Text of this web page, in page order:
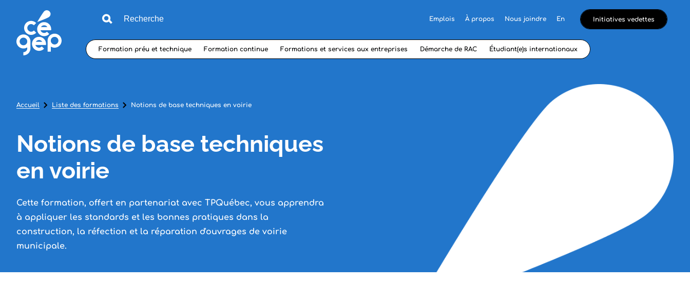
Emplois À propos Nous joindre En Initiatives vedettes
Formation préu et technique Formation continue Formations et services aux entreprises Démarche de RAC Étudiant(e)s internationaux
Accueil Liste des formations Notions de base techniques en voirie
Notions de base techniques
en voirie
Cette formation, offert en partenariat avec TPQuébec, vous apprendra
à appliquer les standards et les bonnes pratiques dans la
construction, la réfection et la réparation d'ouvrages de voirie
municipale.